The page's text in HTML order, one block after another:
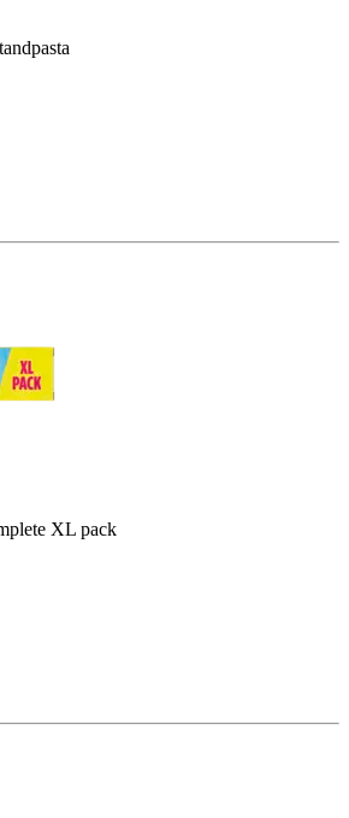
XL pack